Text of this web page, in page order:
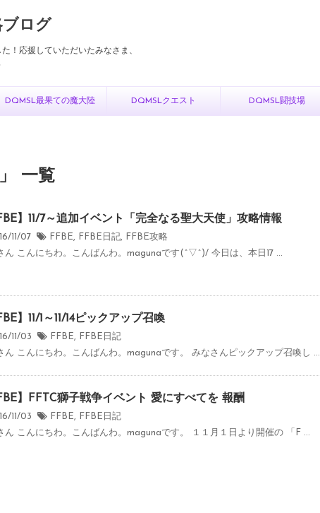
ログ
！応援していただいたみなさま、
DQMSL最果ての魔大陸 DQMSLクエスト DQMSL闘技場
一覧
】11/7～追加イベント「完全なる聖大天使」攻略情報
11/07 FFBE, FFBE日記,
FFBE攻略
ん こんにちわ。こんばんわ。magunaです(^▽^)/ 今日は、本日17 ...
】11/1～11/14ピックアップ召喚
11/03 FFBE,
FFBE日記
ん こんにちわ。こんばんわ。magunaです。 みなさんピックアップ召喚し ...
】FFTC獅子戦争イベント 愛にすべてを 報酬
11/03 FFBE,
FFBE日記
ん こんにちわ。こんばんわ。magunaです。 １１月１日より開催の 「F ...